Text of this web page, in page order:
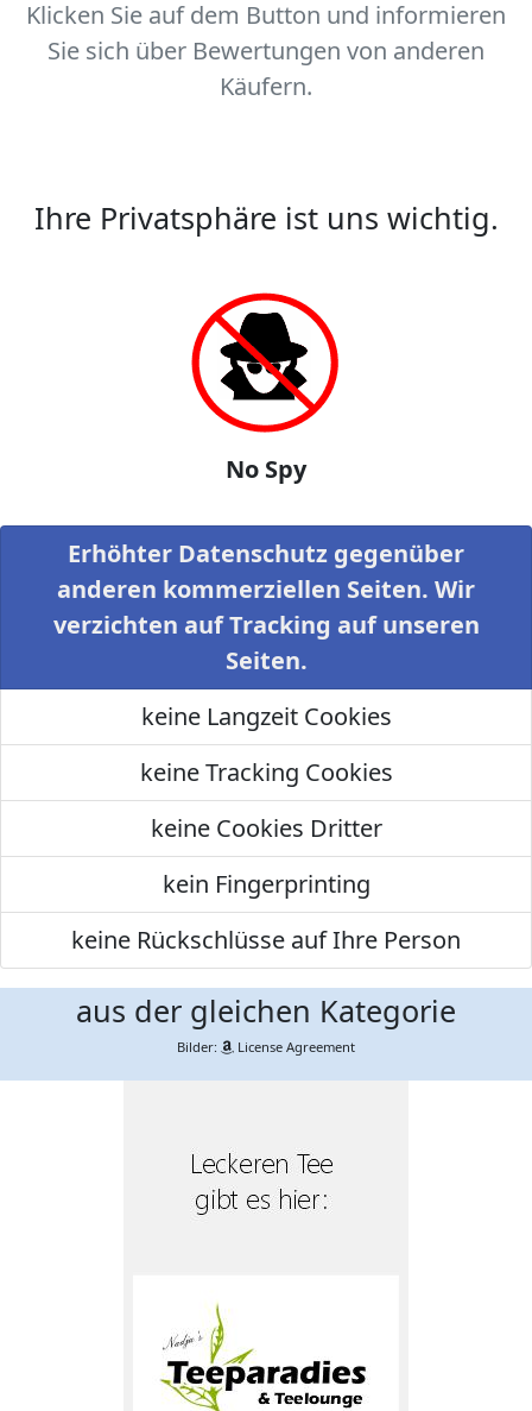
Klicken Sie auf dem Button und informieren
Sie sich über Bewertungen von anderen
Käufern.
Ihre Privatsphäre ist uns wichtig.
No Spy
Erhöhter Datenschutz gegenüber
anderen kommerziellen Seiten. Wir
verzichten auf Tracking auf unseren
Seiten.
keine Langzeit Cookies
keine Tracking Cookies
keine Cookies Dritter
kein Fingerprinting
keine Rückschlüsse auf Ihre Person
aus der gleichen Kategorie
Bilder: License Agreement